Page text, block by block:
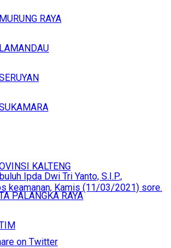
RAYA
KALTENG
PALANGKA RAYA
Ipda Dwi Tri Yanto, S.I.P.,
keamanan, Kamis (11/03/2021) sore.
on Twitter